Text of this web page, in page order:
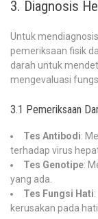
3. Diagnosis
Untuk
pemeriksaan fisik
darah untuk
mengevaluasi
3.1 Pemeriksaan
Tes Antibodi:
terhadap virus
Tes Genotipe:
yang ada.
Tes Fungsi Hati
kerusakan pada hati.